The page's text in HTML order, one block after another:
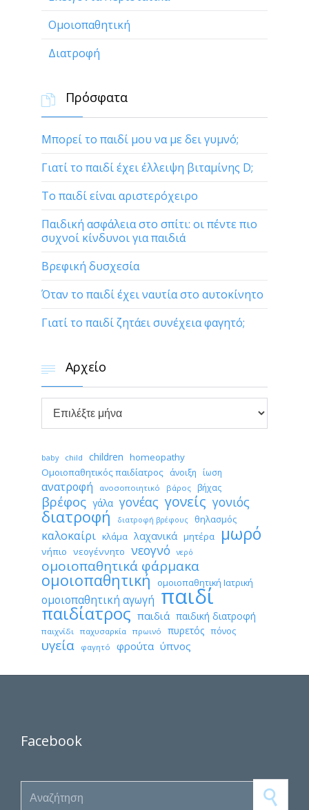
Ομοιοπαθητική
Διατροφή
 Πρόσφατα
Μπορεί το παιδί μου να με δει γυμνό;
Γιατί το παιδί έχει έλλειψη βιταμίνης D;
Το παιδί είναι αριστερόχειρο
Παιδική ασφάλεια στο σπίτι: οι πέντε πιο
συχνοί κίνδυνοι για παιδιά
Βρεφική δυσχεσία
Όταν το παιδί έχει ναυτία στο αυτοκίνητο
Γιατί το παιδί ζητάει συνέχεια φαγητό;
 Αρχείο
Αρχείο
baby child children homeopathy
Ομοιοπαθητικός παιδίατρος άνοιξη ίωση
ανατροφή ανοσοποιητικό βάρος βήχας
βρέφος γάλα γονέας γονείς γονιός
διατροφή διατροφή βρέφους θηλασμός
καλοκαίρι κλάμα λαχανικά μητέρα μωρό
νήπιο νεογέννητο νεογνό νερό
ομοιοπαθητικά φάρμακα
ομοιοπαθητική ομοιοπαθητική Ιατρική
ομοιοπαθητική αγωγή παιδί
παιδίατρος παιδιά παιδική διατροφή
παιχνίδι παχυσαρκία πρωινό πυρετός πόνος
υγεία φαγητό φρούτα ύπνος
Facebook
Search for: